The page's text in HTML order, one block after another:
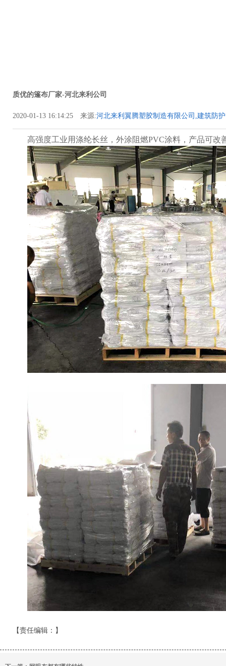
质优的篷布厂家-河北来利公司
2020-01-13 16:14:25 来源:河北来利翼腾塑胶制造有限公司,建筑防
高强度工业用涤纶长丝，外涂阻燃PVC涂料，产品可
【责任编辑： 】